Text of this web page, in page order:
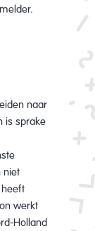
naar
is sprake
niet
werkt
Holland